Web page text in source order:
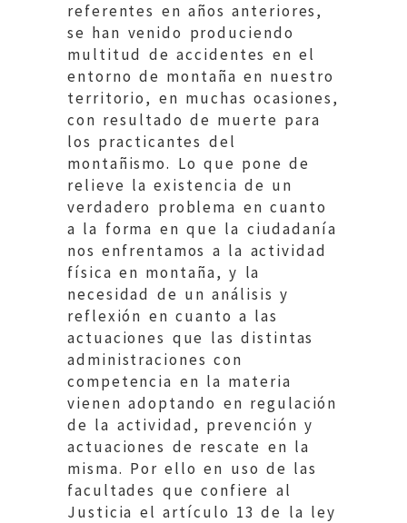
referentes en años anteriores,
se han venido produciendo
multitud de accidentes en el
entorno de montaña en nuestro
territorio, en muchas ocasiones,
con resultado de muerte para
los practicantes del
montañismo. Lo que pone de
relieve la existencia de un
verdadero problema en cuanto
a la forma en que la ciudadanía
nos enfrentamos a la actividad
física en montaña, y la
necesidad de un análisis y
reflexión en cuanto a las
actuaciones que las distintas
administraciones con
competencia en la materia
vienen adoptando en regulación
de la actividad, prevención y
actuaciones de rescate en la
misma. Por ello en uso de las
facultades que confiere al
Justicia el artículo 13 de la ley